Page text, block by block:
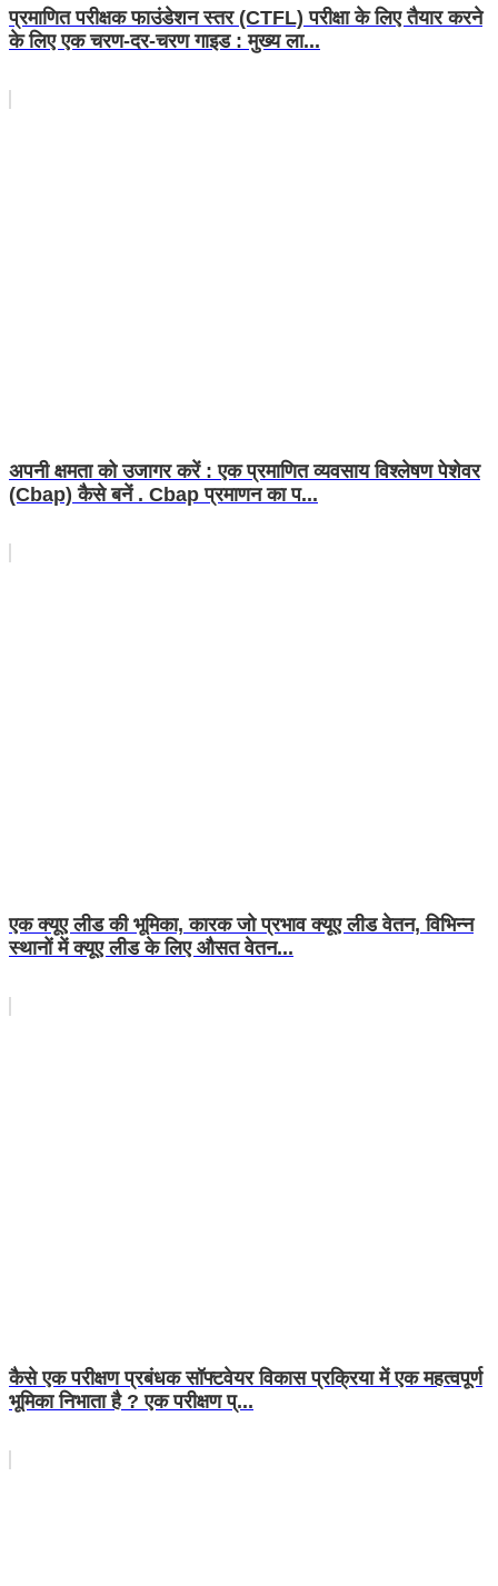
प्रमाणित परीक्षक फाउंडेशन स्तर (CTFL) परीक्षा के लिए तैयार करने
के लिए एक चरण-दर-चरण गाइड : मुख्य ला...
अपनी क्षमता को उजागर करें : एक प्रमाणित व्यवसाय विश्लेषण पेशेवर
(Cbap) कैसे बनें . Cbap प्रमाणन का प...
एक क्यूए लीड की भूमिका, कारक जो प्रभाव क्यूए लीड वेतन, विभिन्न
स्थानों में क्यूए लीड के लिए औसत वेतन...
कैसे एक परीक्षण प्रबंधक सॉफ्टवेयर विकास प्रक्रिया में एक महत्वपूर्ण
भूमिका निभाता है ? एक परीक्षण प्...